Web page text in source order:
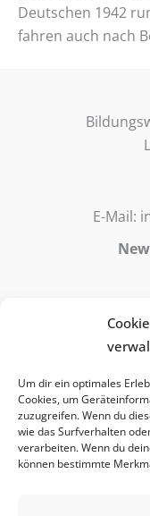
Um dir ein optimales
Cookies, um
zuzugreifen. Wenn du
wie das Surfverhalten
verarbeiten. Wenn du
können bestimmte
Deutschen 1942
fahren auch nach
E-Mail:
Adresse für die
Newsletter
und kann